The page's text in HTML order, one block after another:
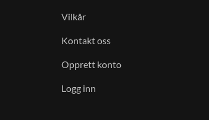
Vilkår
Kontakt oss
Opprett konto
Logg inn